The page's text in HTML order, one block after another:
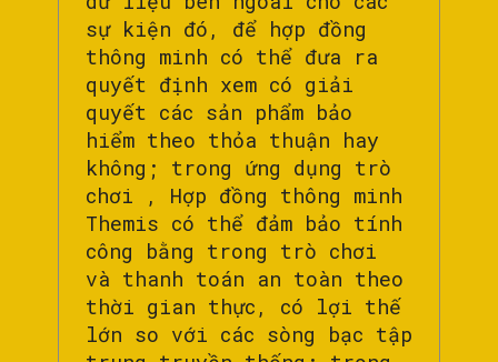
sự kiện đó, để hợp đồng
thông minh có thể đưa ra
quyết định xem có giải
quyết các sản phẩm bảo
hiểm theo thỏa thuận hay
không; trong ứng dụng trò
chơi , Hợp đồng thông minh
Themis có thể đảm bảo tính
công bằng trong trò chơi
và thanh toán an toàn theo
thời gian thực, có lợi thế
lớn so với các sòng bạc tập